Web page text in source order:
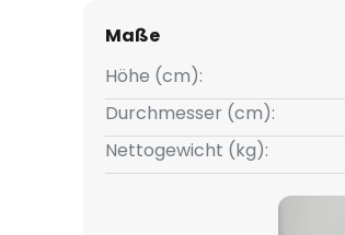
Maße
Höhe (cm):
Durchmesser (cm):
Nettogewicht (kg):